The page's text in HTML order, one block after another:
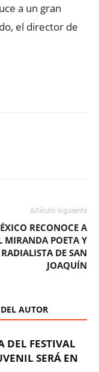
a un gran
el director de
Artículo siguiente
RECONOCE A
MIRANDA POETA Y
RADIALISTA DE SAN
JOAQUÍN
AUTOR
DEL FESTIVAL
SERÁ EN